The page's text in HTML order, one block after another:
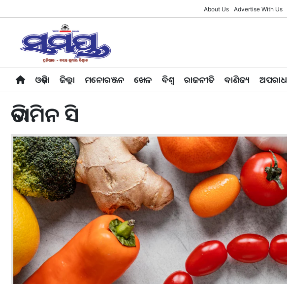
About Us Advertise With Us
ଓଡ଼ିଶା ଜିଲ୍ଲା ମନୋରଞ୍ଜନ ଖେଳ ବିଶ୍ବ ରାଜନୀତି ବାଣିଜ୍ୟ ଅପରାଧ
ଭିଟାମିନ ସି